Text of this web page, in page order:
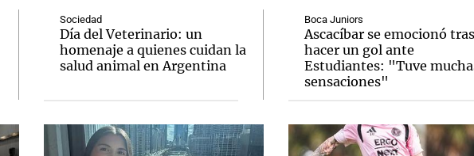
Sociedad
Día del Veterinario: un
homenaje a quienes cuidan la
salud animal en Argentina
Boca Juniors
Ascacíbar se emocionó tras
hacer un gol ante
Estudiantes: "Tuve
sensaciones"
Notas
El huracán de Arequito
Notas
Cadena 3 en